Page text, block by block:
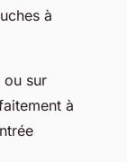
à
ou sur
à